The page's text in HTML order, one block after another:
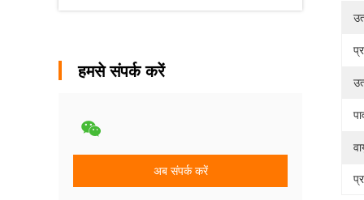
हमसे संपर्क करें
अब संपर्क करें